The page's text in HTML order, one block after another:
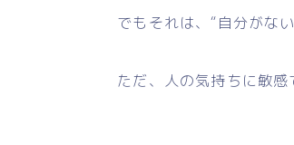
でもそれは、“自分がな
ただ、人の気持ちに敏感